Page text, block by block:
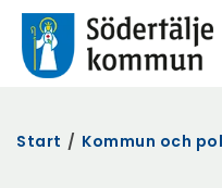
Start / Kommun och